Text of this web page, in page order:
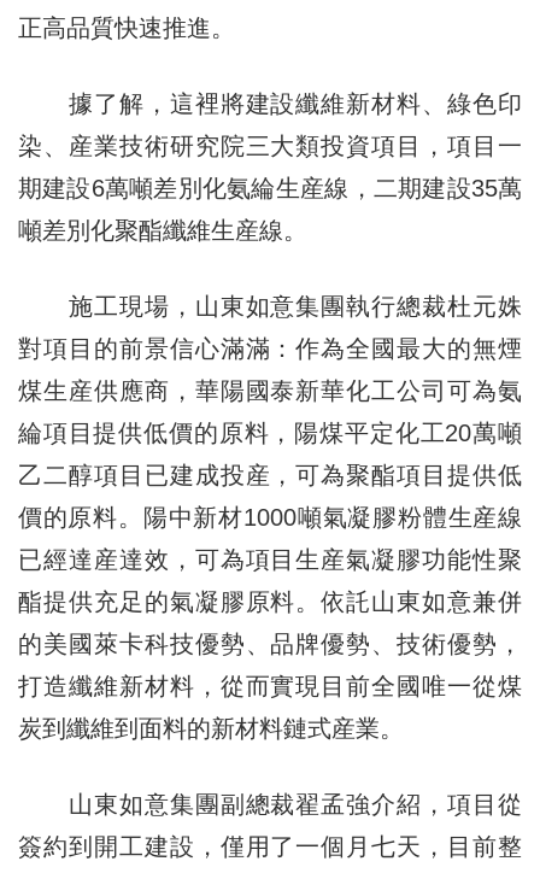
正高品質快速推進。
據了解，這裡將建設纖維新材料、綠色印
染、産業技術研究院三大類投資項目，項目一
期建設6萬噸差別化氨綸生産線，二期建設35萬
噸差別化聚酯纖維生産線。
施工現場，山東如意集團執行總裁杜元姝
對項目的前景信心滿滿：作為全國最大的無煙
煤生産供應商，華陽國泰新華化工公司可為氨
綸項目提供低價的原料，陽煤平定化工20萬噸
乙二醇項目已建成投産，可為聚酯項目提供低
價的原料。陽中新材1000噸氣凝膠粉體生産線
已經達産達效，可為項目生産氣凝膠功能性聚
酯提供充足的氣凝膠原料。依託山東如意兼併
的美國萊卡科技優勢、品牌優勢、技術優勢，
打造纖維新材料，從而實現目前全國唯一從煤
炭到纖維到面料的新材料鏈式産業。
山東如意集團副總裁翟孟強介紹，項目從
簽約到開工建設，僅用了一個月七天，目前整